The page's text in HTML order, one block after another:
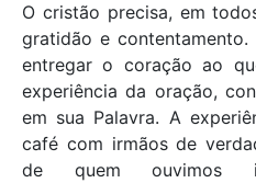
O cristão precisa, em
gratidão e
entregar o coração ao
experiência da oração,
em sua Palavra. A
café com irmãos de
de quem ouvimos